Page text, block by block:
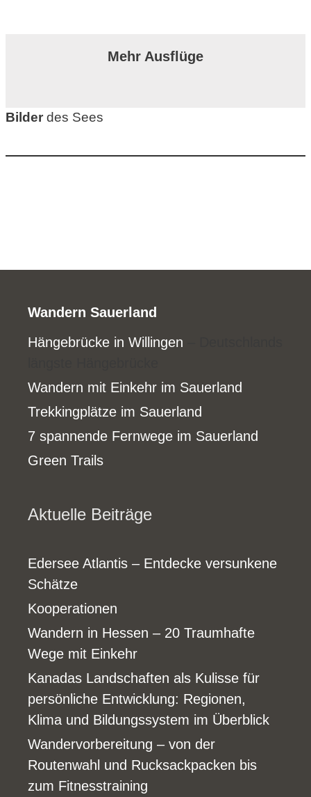
Mehr Ausflüge
Bilder des Sees
Wandern Sauerland
Hängebrücke in Willingen
Wandern mit Einkehr im Sauerland
Trekkingplätze im Sauerland
7 spannende Fernwege im Sauerland
Green Trails
Aktuelle Beiträge
Edersee Atlantis – Entdecke versunkene
Schätze
Kooperationen
Wandern in Hessen – 20 Traumhafte
Wege mit Einkehr
Kanadas Landschaften als Kulisse für
persönliche Entwicklung: Regionen,
Klima und Bildungssystem im Überblick
Wandervorbereitung – von der
Routenwahl und Rucksackpacken bis
zum Fitnesstraining